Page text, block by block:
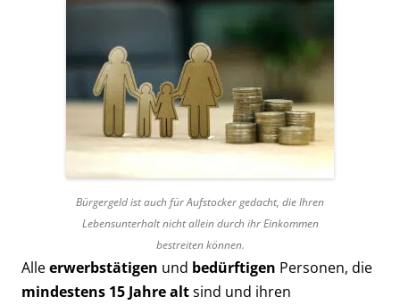
Bürgergeld ist auch für Aufstocker gedacht, die Ihren
Lebensunterhalt nicht allein durch ihr Einkommen
bestreiten können.
Alleerwerbstätigen und bedürftigen Personen, die
mindestens 15 Jahre altsind und ihren